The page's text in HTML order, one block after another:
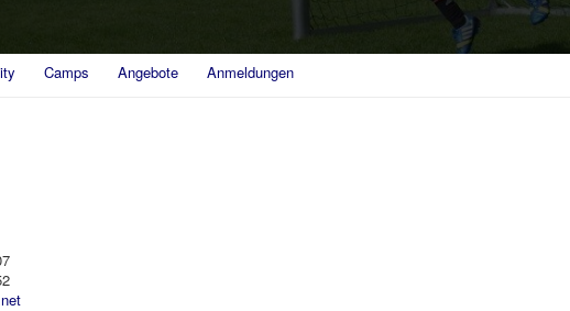
Camps Angebote Anmeldungen